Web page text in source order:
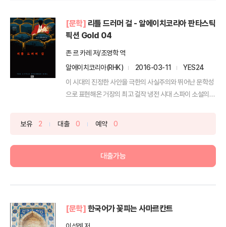
[문학] 리틀 드러머 걸 - 알에이치코리아 판타스틱
픽션 Gold 04
존 르 카레 저/조영학 역
알에이치코리아(RHK)
2016-03-11
YES24
이 시대의 진정한 사안을 극한의 사실주의와 뛰어난 문학성
으로 표현해온 거장의 최고 걸작 냉전 시대 스파이 소설의
보유 2 대출 0 예약 0
대출가능
[문학] 한국어가 꽃피는 사마르칸트